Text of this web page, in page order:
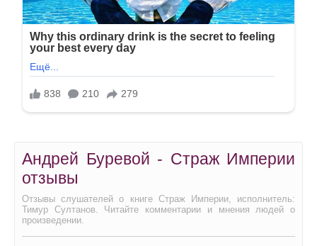
Андрей Буревой - Страж Империи
отзывы
Отзывы слушателей о книге Страж Империи, исполнитель:
Тимур Султанов. Читайте комментарии и мнения людей о
произведении.